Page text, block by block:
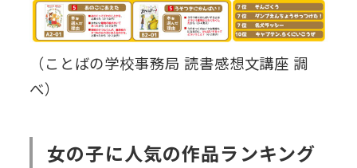
（ことばの学校事務局 読書感想文講座 調
べ）
女の子に人気の作品ランキング